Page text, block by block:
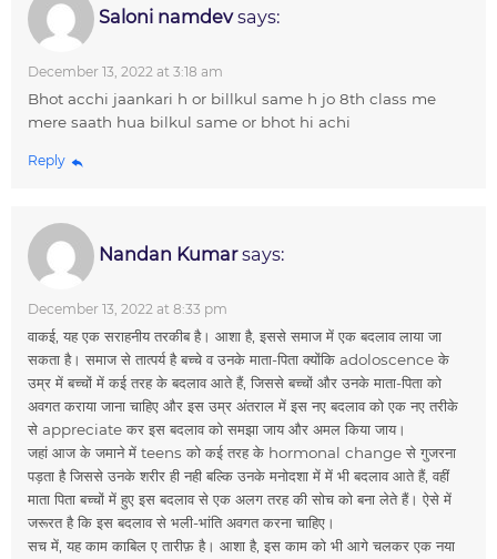
Saloni namdev says:
December 13, 2022 at 3:18 am
Bhot acchi jaankari h or billkul same h jo 8th class me
mere saath hua bilkul same or bhot hi achi
Reply
Nandan Kumar says:
December 13, 2022 at 8:33 pm
वाकई, यह एक सराहनीय तरकीब है। आशा है, इससे समाज में एक बदलाव लाया जा
सकता है। समाज से तात्पर्य है बच्चे व उनके माता-पिता क्योंकि adoloscence के
उम्र में बच्चों में कई तरह के बदलाव आते हैं, जिससे बच्चों और उनके माता-पिता को
अवगत कराया जाना चाहिए और इस उम्र अंतराल में इस नए बदलाव को एक नए तरीके
से appreciate कर इस बदलाव को समझा जाय और अमल किया जाय।
जहां आज के जमाने में teens को कई तरह के hormonal change से गुजरना
पड़ता है जिससे उनके शरीर ही नही बल्कि उनके मनोदशा में में भी बदलाव आते हैं, वहीं
माता पिता बच्चों में हुए इस बदलाव से एक अलग तरह की सोच को बना लेते हैं। ऐसे में
जरूरत है कि इस बदलाव से भली-भांति अवगत करना चाहिए।
सच में, यह काम काबिल ए तारीफ़ है। आशा है, इस काम को भी आगे चलकर एक नया